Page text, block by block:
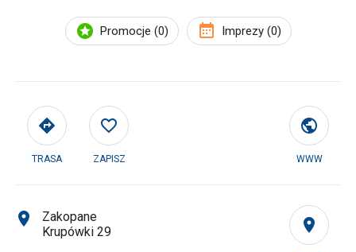
Promocje (0) Imprezy (0)
TRASA ZAPISZ WWW
Zakopane
Krupówki 29